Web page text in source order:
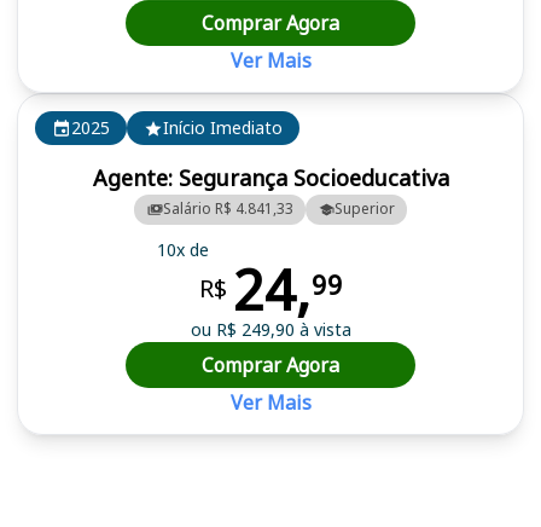
2025 Início Imediato
Agente: Segurança Socioeducativa
Salário R$ 4.841,33 Superior
10x de
R$ 24,99
ou R$ 249,90 à vista
Comprar Agora
Ver Mais
Comprar Agora
Ver Mais